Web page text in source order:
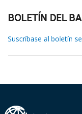
BOLETÍN DEL
Suscríbase al boletín